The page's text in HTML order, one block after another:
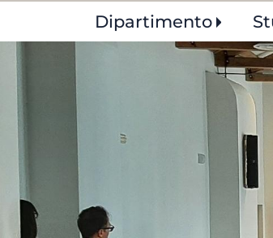
Main
navigation
Dipartimento